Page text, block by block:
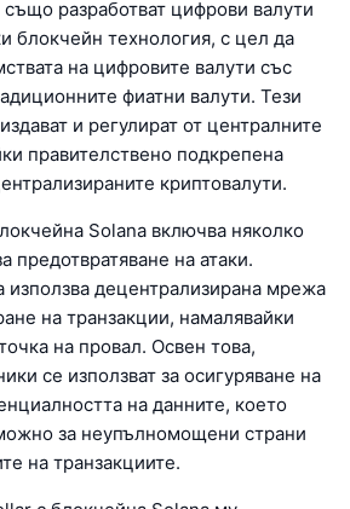
разработват цифрови валути
блокчейн технология, с цел да
на цифровите валути със
фиатни валути. Тези
и регулират от централните
правителствено подкрепена
криптовалути.
Solana включва няколко
предотвратяване на атаки.
децентрализирана мрежа
на транзакции, намалявайки
на провал. Освен това,
се използват за осигуряване на
на данните, което
за неупълномощени страни
на транзакциите.